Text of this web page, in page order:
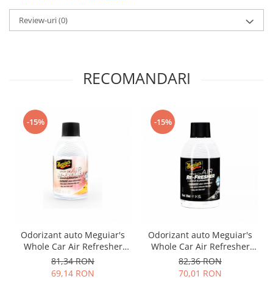
Review-uri(0)
RECOMANDARI
-15%
Odorizant auto Meguiar's
Whole Car Air Refresher
Odor Eliminator Mist Fiji
Sunset Scent, 331ml
81,34 RON
69,14 RON
-15%
Odorizant auto Meguiar's
Whole Car Air Refresher
Odor Eliminator Mist Black
Chrome Scent, 331ml
82,36 RON
70,01 RON